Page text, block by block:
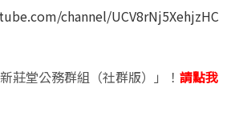
channel/UCV8rNj5XehjzHC
莊堂公務群組（社群版）」！請點我